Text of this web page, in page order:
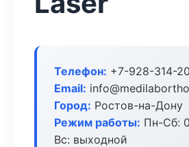
Телефон: +7-928-314-
Email:
Город: Ростов-на-Дону
Режим работы: Пн-Сб:
Вс: выходной